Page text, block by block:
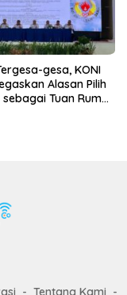
gesa, KONI
Alasan Pilih
Tuan Rumah
Tentang Kami